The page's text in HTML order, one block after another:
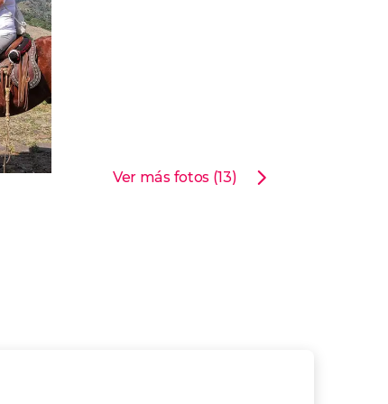
Ver más fotos (13)